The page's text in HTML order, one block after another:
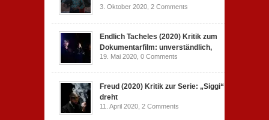
3. Oktober 2020, 2 Comments
Endlich Tacheles (2020) Kritik zum
Dokumentarfilm: unverständlich,
19. Mai 2020, 0 Comments
Freud (2020) Kritik zur Serie: „Siggi“
dreht
11. April 2020, 2 Comments